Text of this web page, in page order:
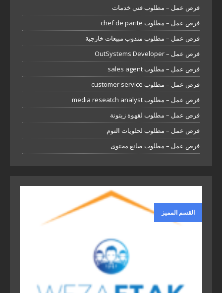
فرص عمل – مطلوب فني خدمات
فرص عمل – مطلوب chef de parite
فرص عمل – مطلوب مندوب مبيعات خارجية
فرص عمل – OutSystems Developer
فرص عمل – مطلوب sales agent
فرص عمل – مطلوب customer service
فرص عمل – مطلوب media reseatch analyst
فرص عمل – مطلوب لقهوة زيتونة
فرص عمل – مطلوب لحلويات التوم
فرص عمل – مطلوب صانع محتوى
القسم المميز